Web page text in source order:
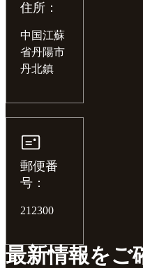
住所：
中国江蘇
省丹陽市
丹北鎮
郵便番
号：
212300
最新情報をご